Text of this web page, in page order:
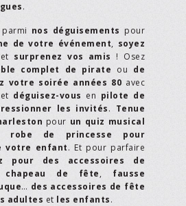
.
nos déguisements pour
de votre événement, soyez
et surprenez vos amis ! Osez
complet de pirate ou de
votre soirée années 80 avec
et déguisez-vous en pilote de
les invités. Tenue
pour un quiz musical
robe de princesse pour
votre enfant. Et pour parfaire
pour des accessoires de
chapeau de fête, fausse
… des accessoires de fête
adultes et les enfants.